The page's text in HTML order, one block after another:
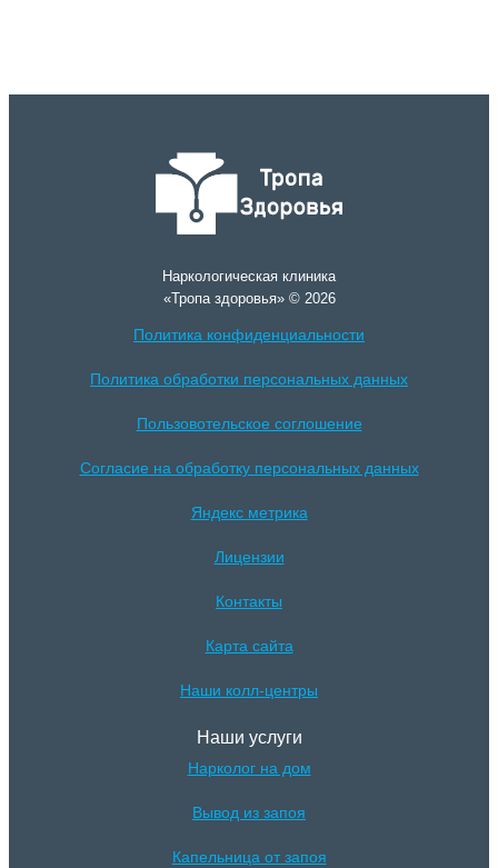
Наркологическая клиника
«Тропа здоровья» © 2026
Политика конфиденциальности
Политика обработки персональных данных
Пользовотельское соглошение
Согласие на обработку персональных данных
Яндекс метрика
Лицензии
Контакты
Карта сайта
Наши колл-центры
Наши услуги
Нарколог на дом
Вывод из запоя
Капельница от запоя